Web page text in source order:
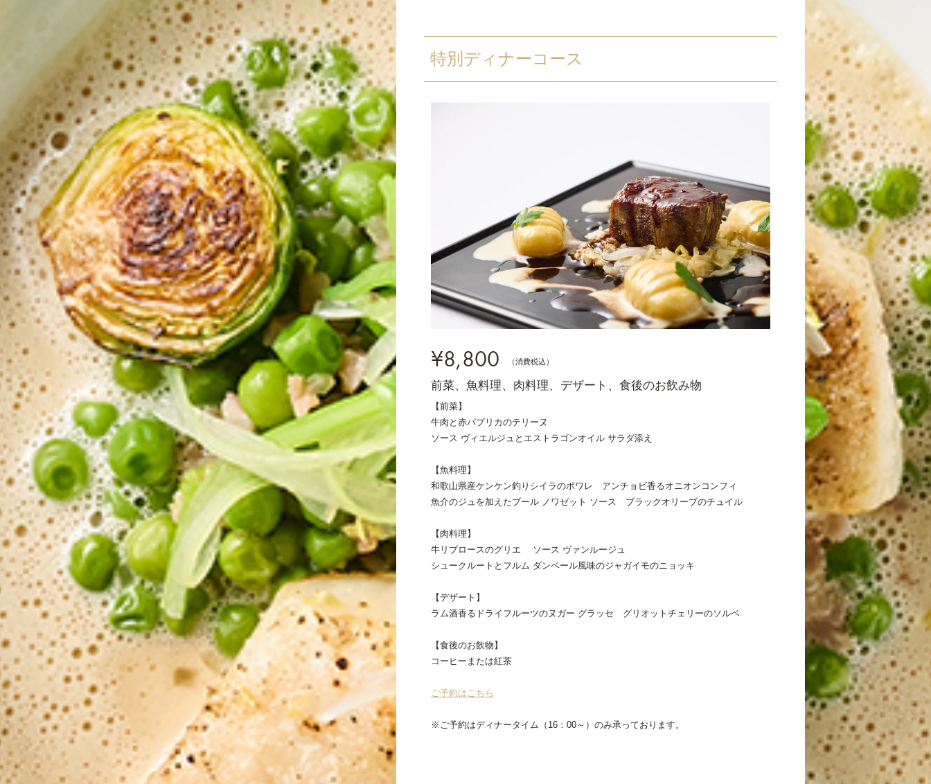
特別ディナーコース
¥8,800 （消費税込）
前菜、魚料理、肉料理、デザート、食後のお飲み物
【前菜】
牛肉と赤パプリカのテリーヌ
ソース ヴィエルジュとエストラゴンオイル サラダ添え
【魚料理】
和歌山県産ケンケン釣りシイラのポワレ アンチョビ香るオニオンコンフィ
魚介のジュを加えたブール ノワゼット ソース ブラックオリーブのチュイル
【肉料理】
牛リブロースのグリエ ソース ヴァンルージュ
シュークルートとフルム ダンベール風味のジャガイモのニョッキ
【デザート】
ラム酒香るドライフルーツのヌガー グラッセ グリオットチェリーのソルベ
【食後のお飲物】
コーヒーまたは紅茶
ご予約はこちら
※ご予約はディナータイム（16：00～）のみ承っております。